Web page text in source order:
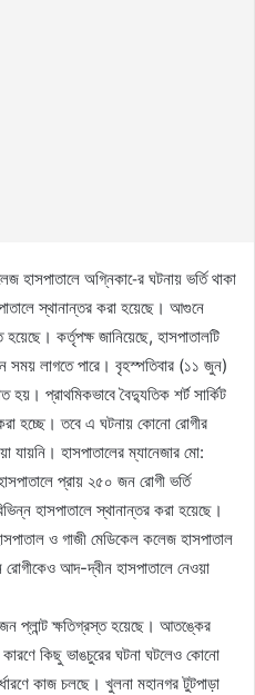
হাসপাতালে অগ্নিকা-ের ঘটনায় ভর্তি থাকা
স্থানান্তর করা হয়েছে। আগুনে
হয়েছে। কর্তৃপক্ষ জানিয়েছে, হাসপাতালটি
সময় লাগতে পারে। বৃহস্পতিবার (১১ জুন)
হয়। প্রাথমিকভাবে বৈদ্যুতিক শর্ট সার্কিট
হচ্ছে। তবে এ ঘটনায় কোনো রোগীর
যায়নি। হাসপাতালের ম্যানেজার মো:
প্রায় ২৫০ জন রোগী ভর্তি
হাসপাতালে স্থানান্তর করা হয়েছে।
ও গাজী মেডিকেল কলেজ হাসপাতাল
আদ-দ্বীন হাসপাতালে নেওয়া
প্লান্ট ক্ষতিগ্রস্ত হয়েছে। আতঙ্কের
কিছু ভাঙচুরের ঘটনা ঘটলেও কোনো
কাজ চলছে। খুলনা মহানগর টুটপাড়া